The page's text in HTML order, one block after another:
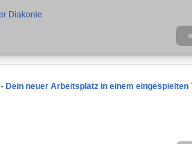
Diakonie
Dein neuer Arbeitsplatz in einem eingespielten